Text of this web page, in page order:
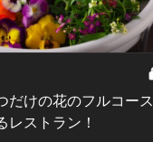
だけの花のフルコース
レストラン！